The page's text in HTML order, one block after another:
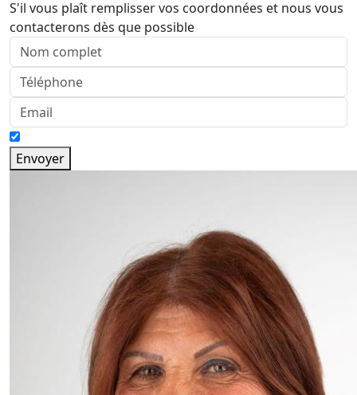
S'il vous plaît remplisser vos coordonnées et nous vous
contacterons dès que possible
Envoyer